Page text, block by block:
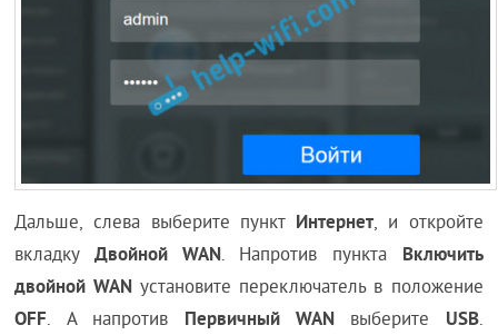
Дальше, слева выберите пункт Интернет, и откройте
вкладкуДвойной WAN. Напротив пункта Включить
двойной WANустановите переключатель в положение
OFF. А напротив Первичный WANвыберите USB.